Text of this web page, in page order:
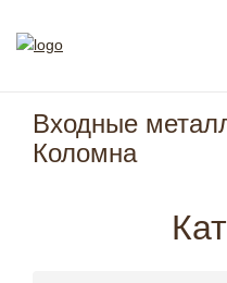
Входные
Коломна